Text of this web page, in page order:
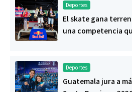
Deportes
El skate gana
una competencia
Deportes
Guatemala jura a